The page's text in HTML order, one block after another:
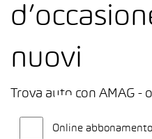
nuovi
Trova auto con AMAG -
Online abbonamento